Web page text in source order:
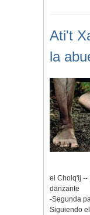
Ati't
la
el Cholq'ij --
danzante
-Segunda
Siguiendo